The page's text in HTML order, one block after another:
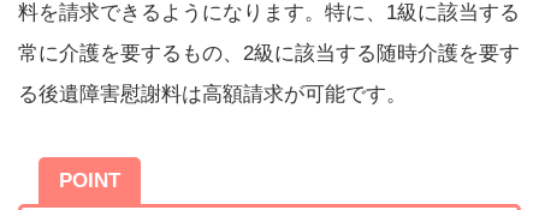
料を請求できるようになります。特に、1級に該当する
常に介護を要するもの、2級に該当する随時介護を要す
る後遺障害慰謝料は高額請求が可能です。
POINT